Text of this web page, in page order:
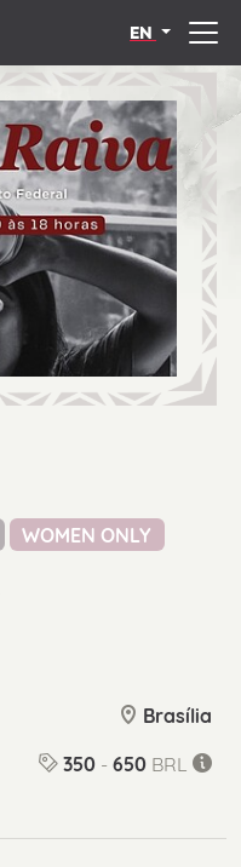
EN
WOMEN ONLY
Brasília
350 - 650 BRL